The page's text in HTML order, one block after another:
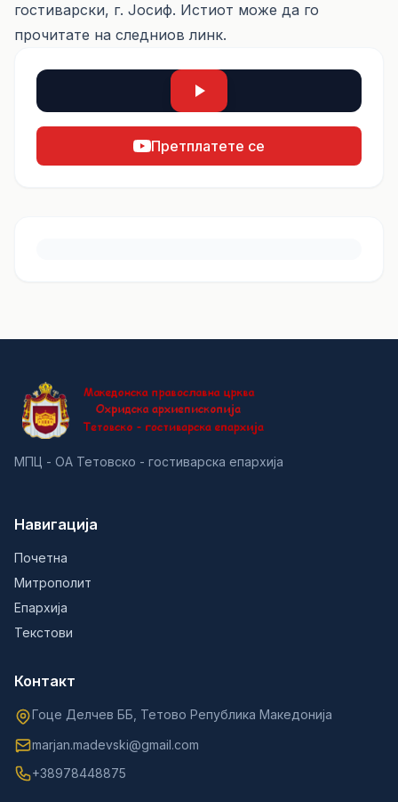
гостиварски, г. Јосиф. Истиот може да го
прочитате на следниовлинк.
Претплатете се
МПЦ - ОА Тетовско - гостиварска епархија
Навигација
Почетна
Митрополит
Епархија
Текстови
Контакт
Гоце Делчев ББ, Тетово Република Македонија
marjan.madevski@gmail.com
+38978448875